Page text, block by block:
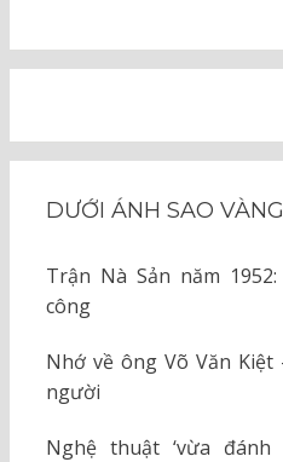
DƯỚI ÁNH SAO VÀNG
Trận Nà Sản năm
công
Nhớ về ông Võ Văn
người
Nghệ thuật ‘vừa